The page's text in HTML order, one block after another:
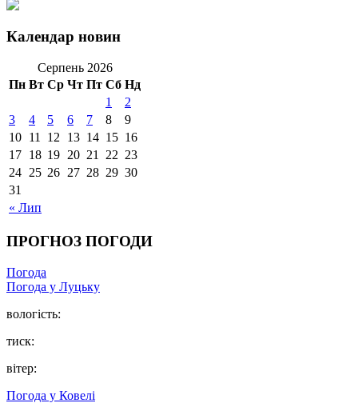
Календар новин
Серпень 2026
Пн Вт Ср Чт Пт Сб Нд
« Лип
1
2
3
4 5 6 7 8
9
10 11 12 13 14 15 16
17 18 19 20 21 22 23
24 25 26 27 28 29 30
31
ПРОГНОЗ ПОГОДИ
Погода
Погода у Луцьку
вологість:
тиск:
вітер:
Погода у Ковелі